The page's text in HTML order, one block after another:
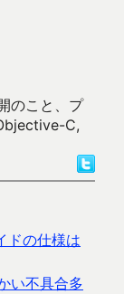
のこと、プ
C,
ドの仕様は
い不具合多